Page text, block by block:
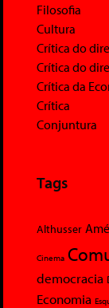
Filosofia
Cultura
Crítica do
Crítica do
Crítica da
Crítica
Conjuntura
Tags
Althusser
Cinema
democracia
Economia